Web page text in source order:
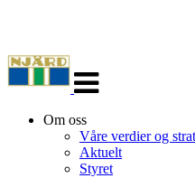
navigasjon
Om oss
Våre verdier og
Aktuelt
Styret